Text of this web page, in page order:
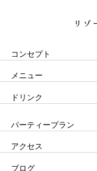
コンセプト
メニュー
ドリンク
パーティープラン
アクセス
ブログ